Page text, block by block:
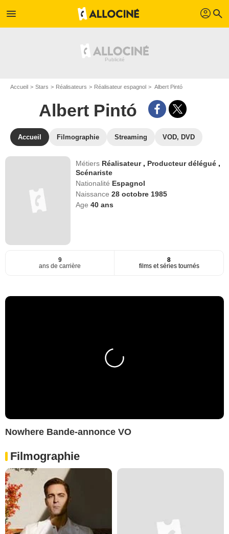
menu profil search
Accueil Stars Réalisateurs Réalisateur espagnol Albert Pintó
Albert Pintó
Accueil Filmographie Streaming VOD, DVD
Métiers Réalisateur , Producteur délégué ,
Scénariste
Nationalité Espagnol
Naissance28 octobre 1985
Age40 ans
9
ans de carrière
8
films et séries tournés
Nowhere Bande-annonce VO
Filmographie